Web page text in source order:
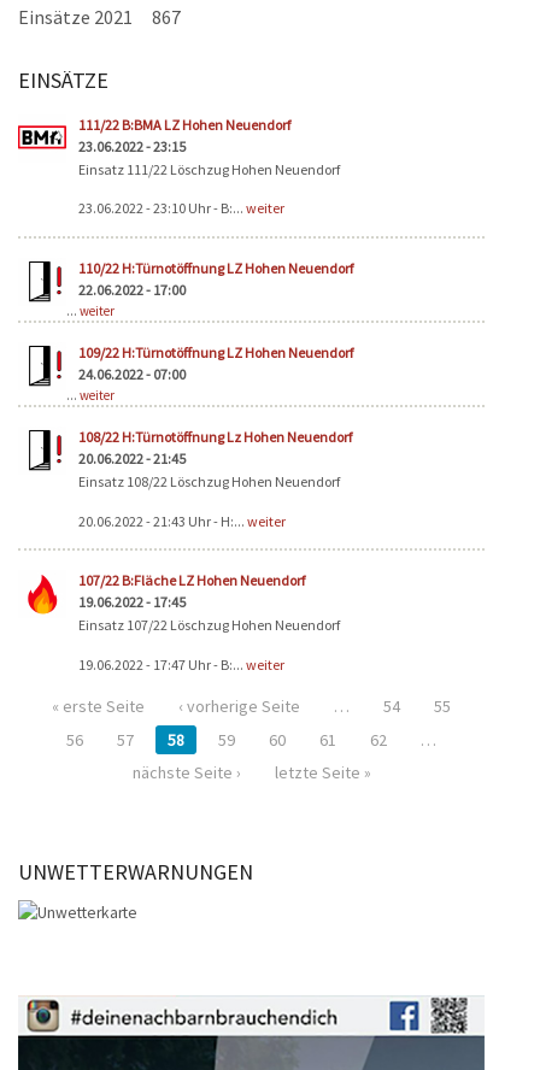
Einsätze 2021 867
EINSÄTZE
111/22 B:BMA LZ Hohen Neuendorf
23.06.2022 - 23:15
Einsatz 111/22 Löschzug Hohen Neuendorf
23.06.2022 - 23:10 Uhr - B:... weiter
110/22 H:Türnotöffnung LZ Hohen Neuendorf
22.06.2022 - 17:00
... weiter
109/22 H:Türnotöffnung LZ Hohen Neuendorf
24.06.2022 - 07:00
... weiter
108/22 H:Türnotöffnung Lz Hohen Neuendorf
20.06.2022 - 21:45
Einsatz 108/22 Löschzug Hohen Neuendorf
20.06.2022 - 21:43 Uhr - H:... weiter
107/22 B:Fläche LZ Hohen Neuendorf
19.06.2022 - 17:45
Einsatz 107/22 Löschzug Hohen Neuendorf
19.06.2022 - 17:47 Uhr - B:... weiter
Seiten
« erste Seite ‹ vorherige Seite … 54
55
56
57 58 59 60 61 62
…
nächste Seite ›
letzte Seite »
UNWETTERWARNUNGEN